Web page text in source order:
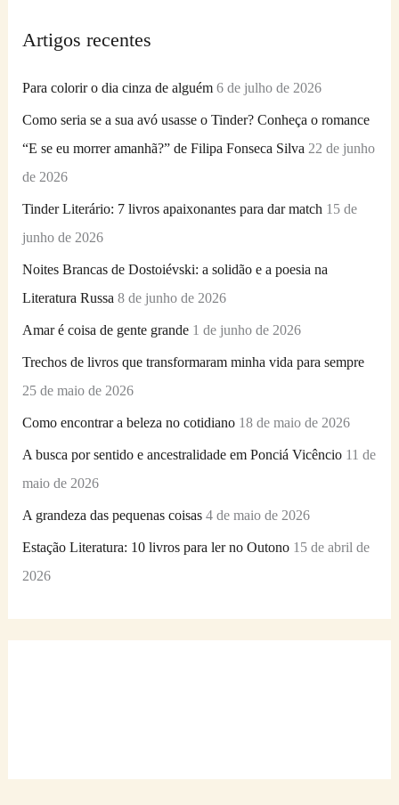
u
o
r
:
Artigos recentes
Para colorir o dia cinza de alguém 6 de julho de 2026
Como seria se a sua avó usasse o Tinder? Conheça o romance
“E se eu morrer amanhã?” de Filipa Fonseca Silva 22 de junho
de 2026
Tinder Literário: 7 livros apaixonantes para dar match 15 de
junho de 2026
Noites Brancas de Dostoiévski: a solidão e a poesia na
Literatura Russa 8 de junho de 2026
Amar é coisa de gente grande 1 de junho de 2026
Trechos de livros que transformaram minha vida para sempre
25 de maio de 2026
Como encontrar a beleza no cotidiano 18 de maio de 2026
A busca por sentido e ancestralidade em Ponciá Vicêncio 11 de
maio de 2026
A grandeza das pequenas coisas 4 de maio de 2026
Estação Literatura: 10 livros para ler no Outono 15 de abril de
2026